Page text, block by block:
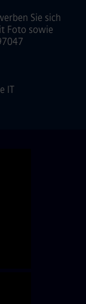
Sie sich
Foto sowie
IT